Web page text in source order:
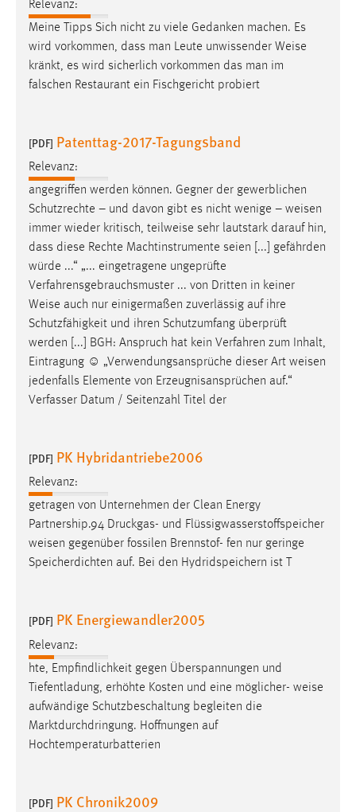
Relevanz:
Meine Tipps Sich nicht zu viele Gedanken machen. Es
wird vorkommen, dass man Leute unwissender Weise
kränkt, es wird sicherlich vorkommen das man im
falschen Restaurant ein Fischgericht probiert
[PDF] Patenttag-2017-Tagungsband
Relevanz:
angegriffen werden können. Gegner der gewerblichen
Schutzrechte – und davon gibt es nicht wenige – weisen
immer wieder kritisch, teilweise sehr lautstark darauf hin,
dass diese Rechte Machtinstrumente seien [...] gefährden
würde ...“ „... eingetragene ungeprüfte
Verfahrensgebrauchsmuster ... von Dritten in keiner
Weise auch nur einigermaßen zuverlässig auf ihre
Schutzfähigkeit und ihren Schutzumfang überprüft
werden [...] BGH: Anspruch hat kein Verfahren zum Inhalt,
Eintragung ☺ „Verwendungsansprüche dieser Art weisen
jedenfalls Elemente von Erzeugnisansprüchen auf.“
Verfasser Datum / Seitenzahl Titel der
[PDF] PK Hybridantriebe2006
Relevanz:
getragen von Unternehmen der Clean Energy
Partnership.94 Druckgas- und Flüssigwasserstoffspeicher
weisen gegenüber fossilen Brennstof- fen nur geringe
Speicherdichten auf. Bei den Hydridspeichern ist T
[PDF] PK Energiewandler2005
Relevanz:
hte, Empfindlichkeit gegen Überspannungen und
Tiefentladung, erhöhte Kosten und eine möglicher- weise
aufwändige Schutzbeschaltung begleiten die
Marktdurchdringung. Hoffnungen auf
Hochtemperaturbatterien
[PDF] PK Chronik2009